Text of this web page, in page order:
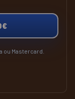
ou Mastercard.